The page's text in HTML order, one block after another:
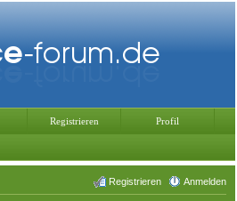
Registrieren Profil
Anmelden
Registrieren